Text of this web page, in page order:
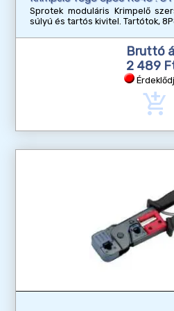
Sprotek moduláris Krimpelő
súlyú és tartós kivitel. Tartótok,
Bruttó
2 489
add_shopping_cart